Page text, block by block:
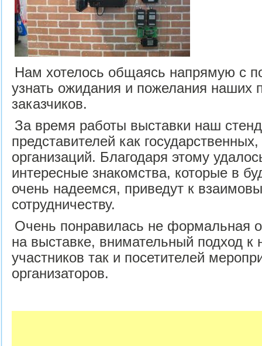
Нам хотелось общаясь напрямую с
узнать ожидания и пожелания наших
заказчиков.
За время работы выставки наш
представителей как
организаций. Благодаря этому
интересные знакомства, которые в
очень надеемся, приведут к
сотрудничеству.
Очень понравилась не формальная
на выставке, внимательный подход
участников так и посетителей
организаторов.